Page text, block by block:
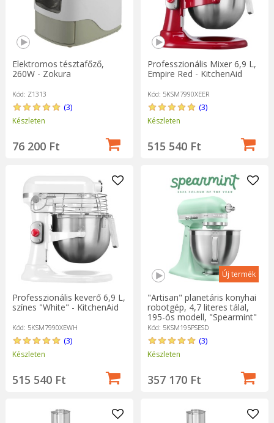
Elektromos tésztafőző,
260W - Zokura
Kód: Z1313
(3)
Készleten
76 200 Ft
Professzionális Mixer 6,9 L,
Empire Red - KitchenAid
Kód: 5KSM7990XEER
(3)
Készleten
515 540 Ft
Professzionális keverő 6,9 L,
színes "White" - KitchenAid
Kód: 5KSM7990XEWH
(3)
Készleten
515 540 Ft
Új termék
"Artisan" planetáris konyhai
robotgép, 4,7 literes tálal,
195-ös modell, "Spearmint"
- KitchenAid
Kód: 5KSM195PSESD
(3)
Készleten
357 170 Ft